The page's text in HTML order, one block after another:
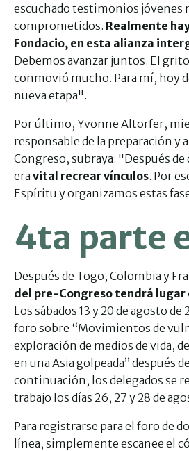
escuchado testimonios jóvenes
comprometidos. Realmente
Fondacio, en esta alianza
Debemos avanzar juntos. El
conmovió mucho. Para mí, hoy
nueva etapa".
Por último, Yvonne Altorfer,
responsable de la preparación y
Congreso, subraya: "Después de
era vital recrear vínculos. Por
Espíritu y organizamos estas
4ta parte
Después de Togo, Colombia y
del pre-Congreso tendrá lugar
Los sábados 13 y 20 de agosto de
foro sobre “Movimientos de
exploración de medios de vida,
en una Asia golpeada” después
continuación, los delegados se
trabajo los días 26, 27 y 28 de
Para registrarse para el foro de
línea, simplemente escanee el